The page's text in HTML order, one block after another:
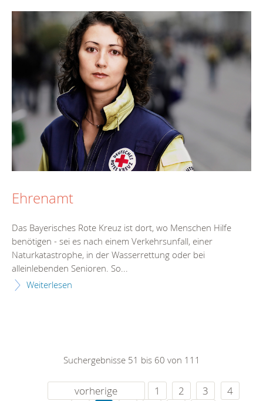
Ehrenamt
Das Bayerisches Rote Kreuz ist dort, wo Menschen Hilfe
benötigen - sei es nach einem Verkehrsunfall, einer
Naturkatastrophe, in der Wasserrettung oder bei
alleinlebenden Senioren. So...
Weiterlesen
Suchergebnisse 51 bis 60 von 111
vorherige 1 2 3
4